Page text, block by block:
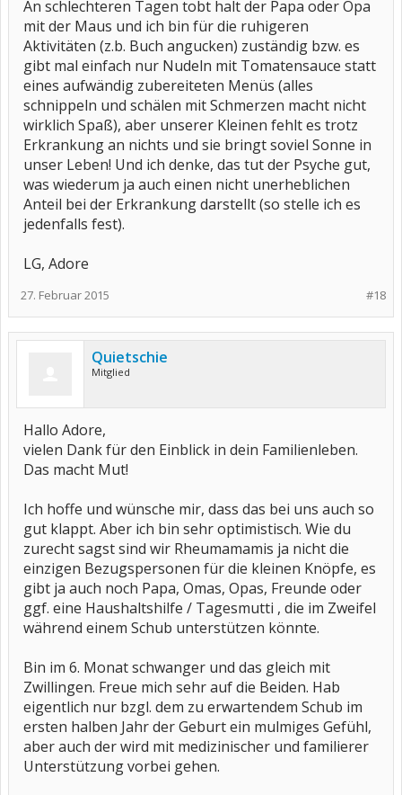
An schlechteren Tagen tobt halt der Papa oder Opa
mit der Maus und ich bin für die ruhigeren
Aktivitäten (z.b. Buch angucken) zuständig bzw. es
gibt mal einfach nur Nudeln mit Tomatensauce statt
eines aufwändig zubereiteten Menüs (alles
schnippeln und schälen mit Schmerzen macht nicht
wirklich Spaß), aber unserer Kleinen fehlt es trotz
Erkrankung an nichts und sie bringt soviel Sonne in
unser Leben! Und ich denke, das tut der Psyche gut,
was wiederum ja auch einen nicht unerheblichen
Anteil bei der Erkrankung darstellt (so stelle ich es
jedenfalls fest).
LG, Adore
#18
27. Februar 2015
Quietschie
Mitglied
Hallo Adore,
vielen Dank für den Einblick in dein Familienleben.
Das macht Mut!
Ich hoffe und wünsche mir, dass das bei uns auch so
gut klappt. Aber ich bin sehr optimistisch. Wie du
zurecht sagst sind wir Rheumamamis ja nicht die
einzigen Bezugspersonen für die kleinen Knöpfe, es
gibt ja auch noch Papa, Omas, Opas, Freunde oder
ggf. eine Haushaltshilfe / Tagesmutti , die im Zweifel
während einem Schub unterstützen könnte.
Bin im 6. Monat schwanger und das gleich mit
Zwillingen. Freue mich sehr auf die Beiden. Hab
eigentlich nur bzgl. dem zu erwartendem Schub im
ersten halben Jahr der Geburt ein mulmiges Gefühl,
aber auch der wird mit medizinischer und familierer
Unterstützung vorbei gehen.